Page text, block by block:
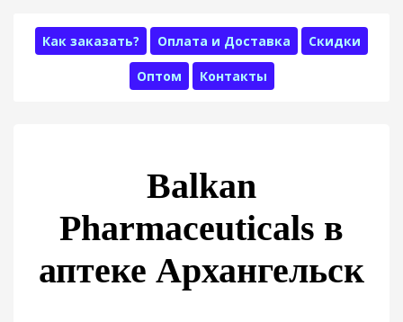
Как заказать? Оплата и Доставка Скидки
Оптом Контакты
Balkan
Pharmaceuticals в
аптеке Архангельск